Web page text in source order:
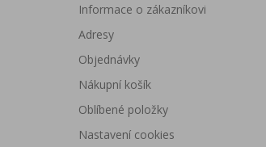
Informace o zákazníkovi
Adresy
Objednávky
Nákupní košík
Oblíbené položky
Nastavení cookies